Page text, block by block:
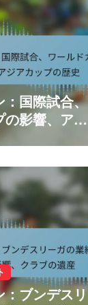
：国際試合、
の影響、アジ
：ブンデスリ